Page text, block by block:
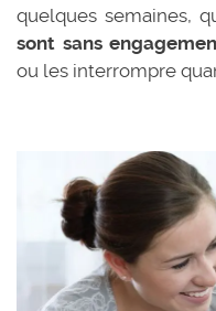
quelques semaines,
sont sans
ou les interrompre